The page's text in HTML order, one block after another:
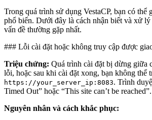
Trong quá trình sử dụng VestaCP, bạn có thể
phổ biến. Dưới đây là cách nhận biết và xử
vấn đề thường gặp nhất.
### Lỗi cài đặt hoặc không truy cập được
Triệu chứng: Quá trình cài đặt bị dừng giữa
lỗi, hoặc sau khi cài đặt xong, bạn không thể
https://your_server_ip:8083. Trình
Timed Out” hoặc “This site can’t be reached”.
Nguyên nhân và cách khắc phục: